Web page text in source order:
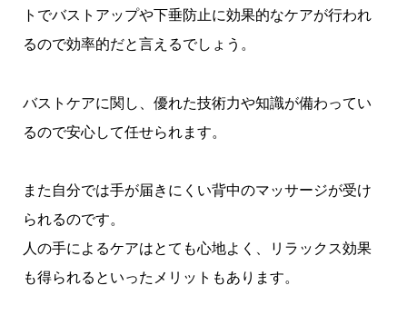
トでバストアップや下垂防止に効果的なケアが行われ
るので効率的だと言えるでしょう。
バストケアに関し、優れた技術力や知識が備わってい
るので安心して任せられます。
また自分では手が届きにくい背中のマッサージが受け
られるのです。
人の手によるケアはとても心地よく、リラックス効果
も得られるといったメリットもあります。